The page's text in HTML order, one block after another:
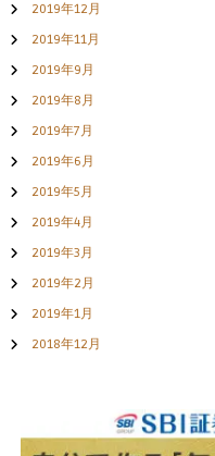
2019年12月
2019年11月
2019年9月
2019年8月
2019年7月
2019年6月
2019年5月
2019年4月
2019年3月
2019年2月
2019年1月
2018年12月